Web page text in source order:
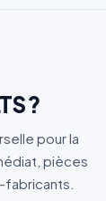
?
pour la
pièces